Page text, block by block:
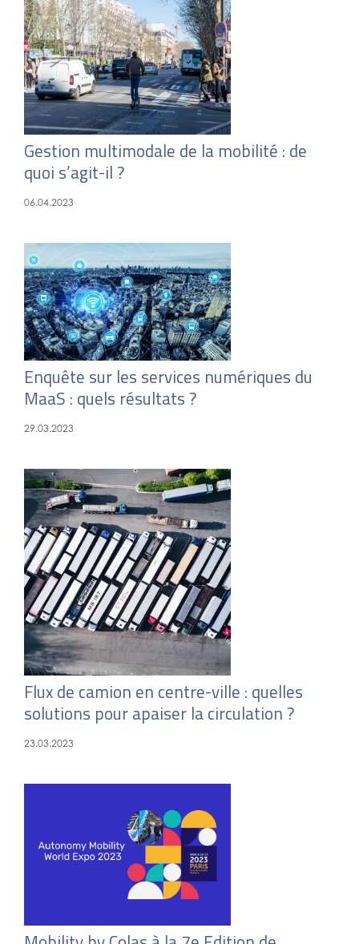
Gestion multimodale de la mobilité : de
quoi s’agit-il ?
06.04.2023
Enquête sur les services numériques du
MaaS : quels résultats ?
29.03.2023
Flux de camion en centre-ville : quelles
solutions pour apaiser la circulation ?
23.03.2023